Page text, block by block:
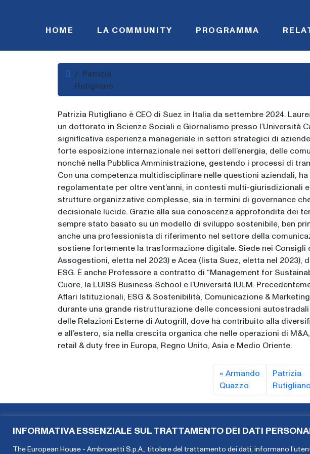
INFORMATIVA ESSENZIALE SUL TRATTAMENTO DEI DATI
The European House - Ambrosetti S.p.A., titolare del trattamento dei dati, informano
HOME LA COMMUNITY PROGRAMMA
HomePatrizia
Rutigliano
Patrizia Rutigliano è CEO di Suez in Italia da settembre 2024.
un dottorato in Scienze Sociali e Giornalismo presso l’Università
significativa esperienza manageriale in settori strategici di
forte esposizione internazionale nei settori dell’energia, delle
nonché nella Pubblica Amministrazione, gestendo i processi di
Con una competenza multidisciplinare nelle questioni aziendali,
regolamentate per oltre vent’anni, in contesti multi-giurisdizionali
strutture organizzative complesse, sia in termini di governance
decisionale lucide. Grazie alla sua conoscenza approfondita dei
sempre stato basato su un modello di sviluppo sostenibile, ben
anche una professionista di riferimento nel settore della
sostiene fortemente la trasformazione digitale. Siede nei Consigli
Assogestioni, eletta nel 2023) e Acea (lista Suez, eletta nel 2023),
ESG. È anche Professore a contratto di “Management for
Cuore, la LUISS Business School e l’Università IULM.
Affari Istituzionali, ESG & Sostenibilità, Comunicazione &
durante una grande ristrutturazione delle concessioni
delle Relazioni Esterne di Autogrill, dove ha contribuito alla
e all’estero, sia nella crescita organica che nelle operazioni di
retail & duty free in Europa, Regno Unito, Asia e Medio Oriente.
Armando
Quazzo
Patrizia
Rutigliano
Copyright The